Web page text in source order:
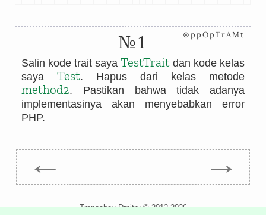
№1 ⊗ppOpTrAMt
Salin kode trait saya TestTrait dan kode kelas
saya Test. Hapus dari kelas metode
method2. Pastikan bahwa tidak adanya
implementasinya akan menyebabkan error
PHP.
← →
Trepachev Dmitry © 2012-2026